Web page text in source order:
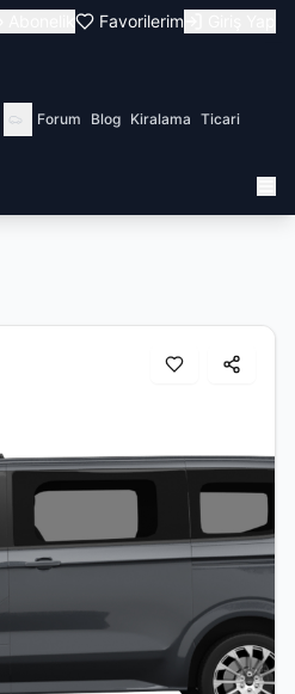
Favorilerim
Forum Blog Kiralama Ticari